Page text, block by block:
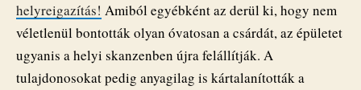
helyreigazítás! Amiból egyébként az derül ki, hogy nem
véletlenül bontották olyan óvatosan a csárdát, az épületet
ugyanis a helyi skanzenben újra felállítják. A
tulajdonosokat pedig anyagilag is kártalanították a